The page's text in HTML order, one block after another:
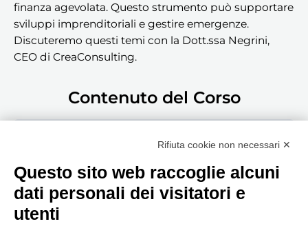
finanza agevolata. Questo strumento può supportare
sviluppi imprenditoriali e gestire emergenze.
Discuteremo questi temi con la Dott.ssa Negrini,
CEO di CreaConsulting.
Contenuto del Corso
Rifiuta cookie non necessari ✕
Questo sito web raccoglie alcuni
dati personali dei visitatori e
utenti